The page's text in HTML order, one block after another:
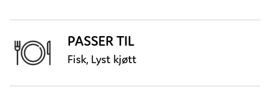
PASSER TIL
Fisk, Lyst kjøtt